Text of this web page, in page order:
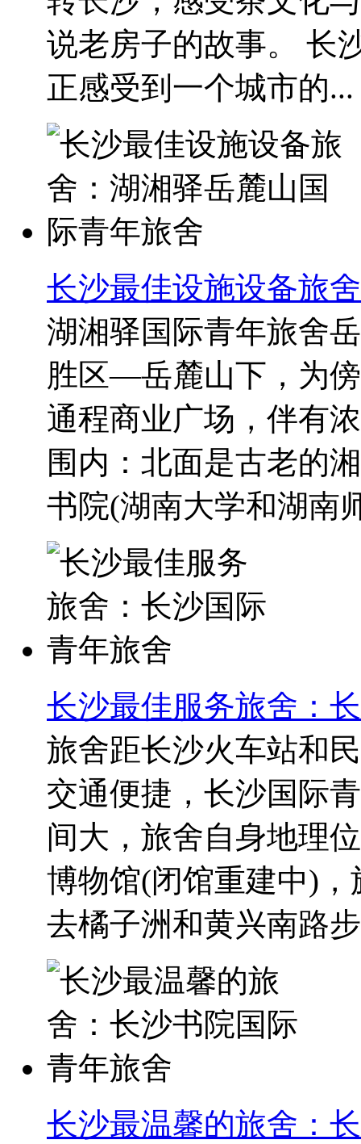
说老房子的故事。 长
正感受到一个城市的...
长沙最佳设施设备旅
湖湘驿国际青年旅舍
胜区—岳麓山下，为
通程商业广场，伴有
围内：北面是古老的
书院(湖南大学和湖南
长沙最佳服务旅舍：
旅舍距长沙火车站和
交通便捷，长沙国际
间大，旅舍自身地理
博物馆(闭馆重建中)
去橘子洲和黄兴南路
长沙最温馨的旅舍：